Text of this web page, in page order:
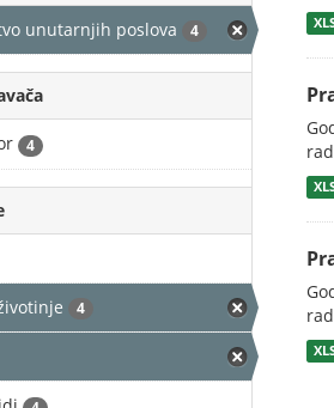
unutarnjih poslova 4
4
4